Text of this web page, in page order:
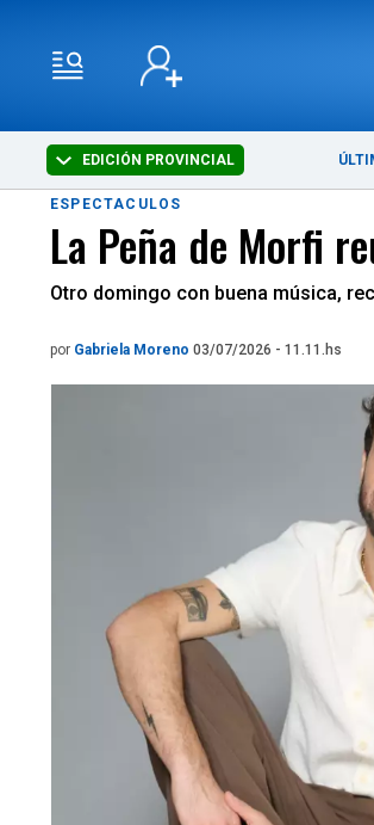
EDICIÓN PROVINCIAL
ESPECTACULOS
La Peña de Morfi
Otro domingo con buena música,
por Gabriela Moreno 03/07/2026 - 11.11.hs